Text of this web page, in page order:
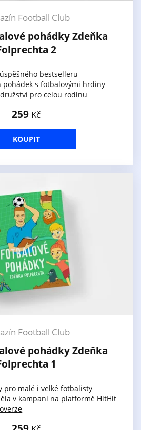
Football Club
pohádky Zdeňka
2
bestselleru
pohádek s fotbalovými hrdiny
pro celou rodinu
259 Kč
KOUPIT
Football Club
pohádky Zdeňka
1
pro malé i velké fotbalisty
v kampani na platformě HitHit